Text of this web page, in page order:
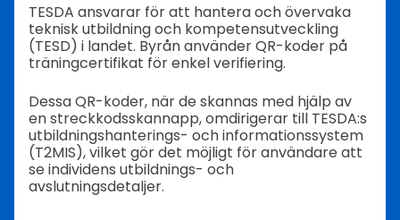
TESDA ansvarar för att hantera och övervaka
teknisk utbildning och kompetensutveckling
(TESD) i landet. Byrån använder QR-koder på
träningcertifikat för enkel verifiering.
Dessa QR-koder, när de skannas med hjälp av
en streckkodsskannapp, omdirigerar till TESDA:s
utbildningshanterings- och informationssystem
(T2MIS), vilket gör det möjligt för användare att
se individens utbildnings- och
avslutningsdetaljer.